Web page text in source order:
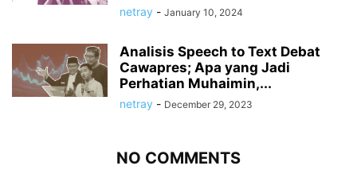
netray - January 10, 2024
Analisis Speech to Text Debat
Cawapres; Apa yang Jadi
Perhatian Muhaimin,...
netray - December 29, 2023
NO COMMENTS